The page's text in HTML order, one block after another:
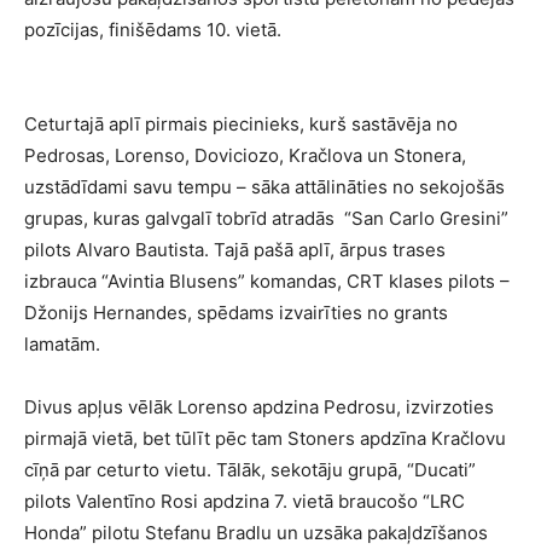
pozīcijas, finišēdams 10. vietā.
Ceturtajā aplī pirmais piecinieks, kurš sastāvēja no
Pedrosas, Lorenso, Doviciozo, Kračlova un Stonera,
uzstādīdami savu tempu – sāka attālināties no sekojošās
grupas, kuras galvgalī tobrīd atradās “San Carlo Gresini”
pilots Alvaro Bautista. Tajā pašā aplī, ārpus trases
izbrauca “Avintia Blusens” komandas, CRT klases pilots –
Džonijs Hernandes, spēdams izvairīties no grants
lamatām.
Divus apļus vēlāk Lorenso apdzina Pedrosu, izvirzoties
pirmajā vietā, bet tūlīt pēc tam Stoners apdzīna Kračlovu
cīņā par ceturto vietu. Tālāk, sekotāju grupā, “Ducati”
pilots Valentīno Rosi apdzina 7. vietā braucošo “LRC
Honda” pilotu Stefanu Bradlu un uzsāka pakaļdzīšanos